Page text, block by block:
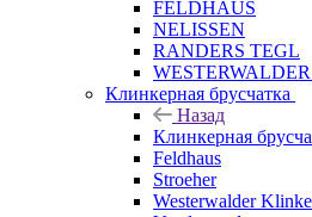
FELDHAUS
NELISSEN
RANDERS TEGL
Клинкерная брусчатка
Назад
Клинкерная
Feldhaus
Stroeher
Westerwalder